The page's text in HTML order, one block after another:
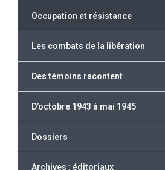
Occupation et résistance
Les combats de la libération
Des témoins racontent
D’octobre 1943 à mai 1945
Dossiers
Archives : éditoriaux